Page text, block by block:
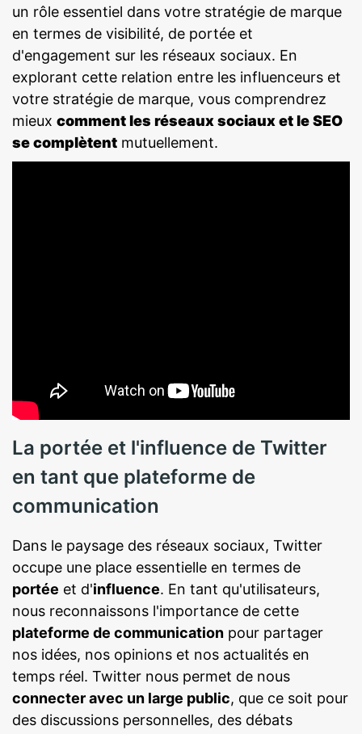
un rôle essentiel dans votre stratégie de marque
en termes de visibilité, de portée et
d'engagement sur les réseaux sociaux. En
explorant cette relation entre les influenceurs et
votre stratégie de marque, vous comprendrez
mieux comment les réseaux sociaux et le SEO
se complètent mutuellement.
La portée et l'influence de Twitter
en tant que plateforme de
communication
Dans le paysage des réseaux sociaux, Twitter
occupe une place essentielle en termes de
portée et d'influence. En tant qu'utilisateurs,
nous reconnaissons l'importance de cette
plateforme de communication pour partager
nos idées, nos opinions et nos actualités en
temps réel. Twitter nous permet de nous
connecter avec un large public, que ce soit pour
des discussions personnelles, des débats